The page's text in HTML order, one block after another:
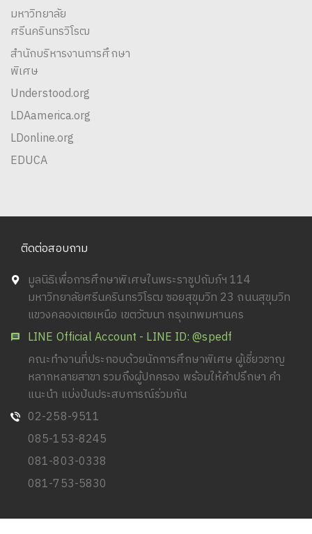
มหาวิทยาลัย
ศรีนครินทรวิโรฒ
สำนักบริหารงานการศึกษา
พิเศษ
Understood.org
LDAamerica.org
LDonline.org
EDUCA
ติดต่อสอบถาม
มูลนิธิเพื่อการศึกษาพิเศษในพระราชูปถัมภ์ฯ 114
มหาวิทยาลัยศรีนครินทรวิโรฒ ซอยสุขุมวิท 23 ถนนสุขุมวิท
แขวงคลองเตยเหนือ เขตวัฒนา กรุงเทพมหานคร
LINE Official Account - LINE ID: @spedf
คณะทำงานที่ประกอบด้วยนักการศึกษาพิเศษ ผู้เชี่ยวชาญ
หลากหลายสาขา รวมถึงผู้ปกครอง พร้อมให้คำปรึกษา คำ
แนะนำ แบ่งปันประสบการณ์ร่วมกัน
02-258-9511
085-153-8245
081-803-0338
081-753-5830